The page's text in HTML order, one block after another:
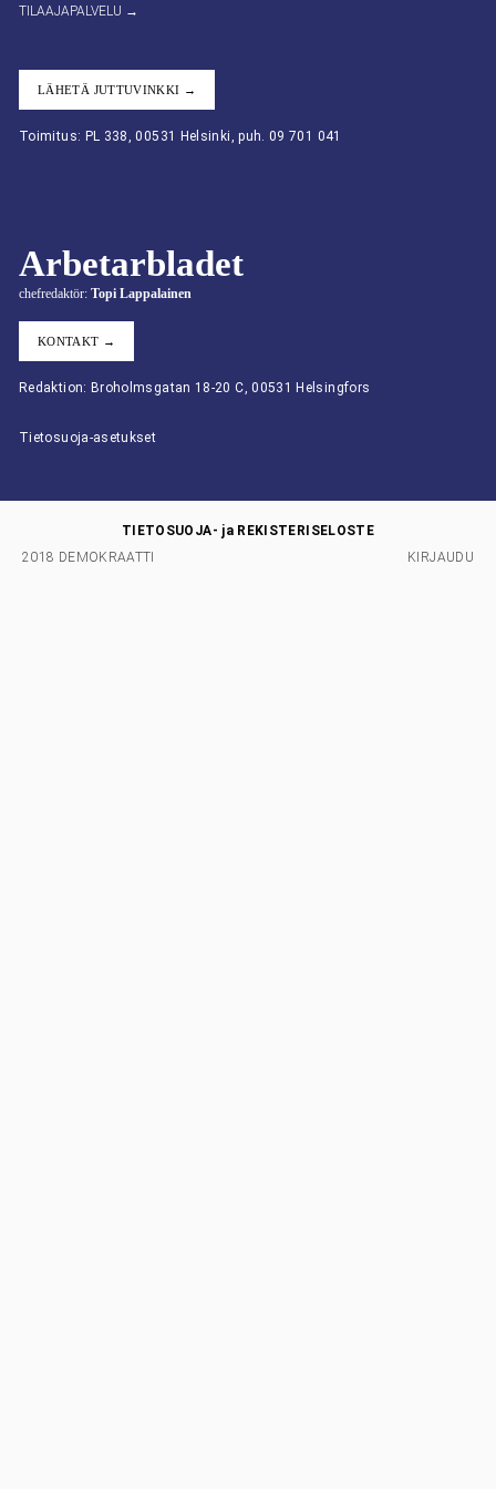
TILAAJAPALVELU →
LÄHETÄ JUTTUVINKKI →
Toimitus: PL 338, 00531 Helsinki, puh. 09 701 041
Arbetarbladet
chefredaktör: Topi Lappalainen
KONTAKT →
Redaktion: Broholmsgatan 18-20 C, 00531 Helsingfors
Tietosuoja-asetukset
2018 DEMOKRAATTI
TIETOSUOJA- ja REKISTERISELOSTE
KIRJAUDU